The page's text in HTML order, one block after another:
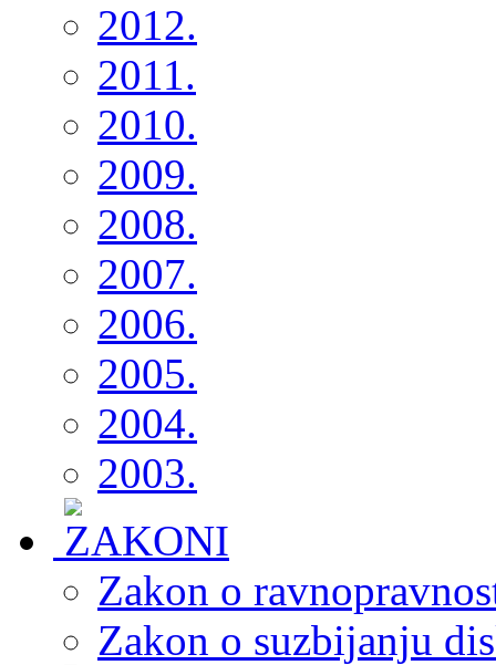
2012.
2011.
2010.
2009.
2008.
2007.
2006.
2005.
2004.
2003.
Zakon o
Zakon o suzbijanju